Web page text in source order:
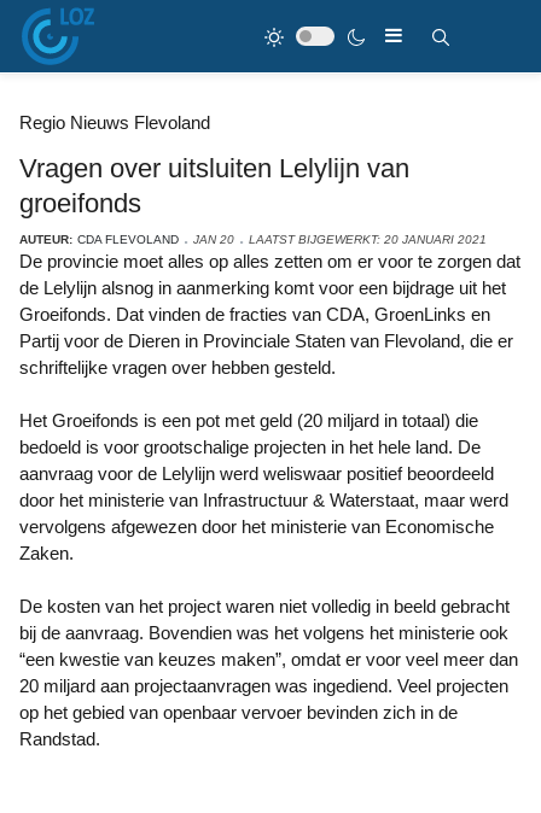
Regio Nieuws Flevoland
Vragen over uitsluiten Lelylijn van
groeifonds
AUTEUR: CDA FLEVOLAND JAN 20 LAATST BIJGEWERKT: 20 JANUARI 2021
De provincie moet alles op alles zetten om er voor te zorgen dat
de Lelylijn alsnog in aanmerking komt voor een bijdrage uit het
Groeifonds. Dat vinden de fracties van CDA, GroenLinks en
Partij voor de Dieren in Provinciale Staten van Flevoland, die er
schriftelijke vragen over hebben gesteld.
Het Groeifonds is een pot met geld (20 miljard in totaal) die
bedoeld is voor grootschalige projecten in het hele land. De
aanvraag voor de Lelylijn werd weliswaar positief beoordeeld
door het ministerie van Infrastructuur & Waterstaat, maar werd
vervolgens afgewezen door het ministerie van Economische
Zaken.
De kosten van het project waren niet volledig in beeld gebracht
bij de aanvraag. Bovendien was het volgens het ministerie ook
“een kwestie van keuzes maken”, omdat er voor veel meer dan
20 miljard aan projectaanvragen was ingediend. Veel projecten
op het gebied van openbaar vervoer bevinden zich in de
Randstad.